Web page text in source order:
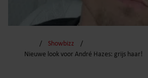
Showbizz
Nieuwe look voor André Hazes: grijs haar!